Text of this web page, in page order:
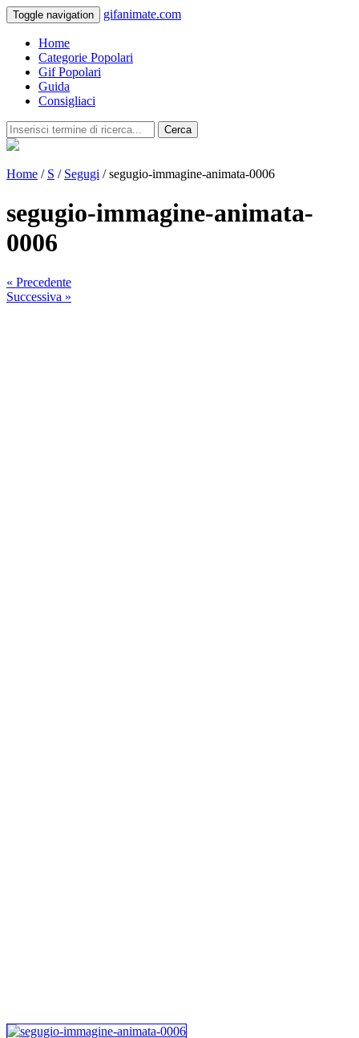
Toggle navigation gifanimate.com
Home
Categorie Popolari
Gif Popolari
Guida
Consigliaci
Cerca
Home / S / Segugi / segugio-immagine-animata-0006
segugio-immagine-animata-
0006
« Precedente
Successiva »